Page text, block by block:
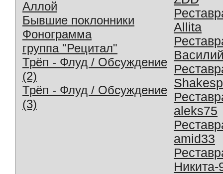
Аллой
Бывшие поклонники
Фонограмма
группа "Рецитал"
Трёп - Флуд / Обсуждение
(2)
Трёп - Флуд / Обсуждение
(3)
Allita
aleks75
amid33
Никита-